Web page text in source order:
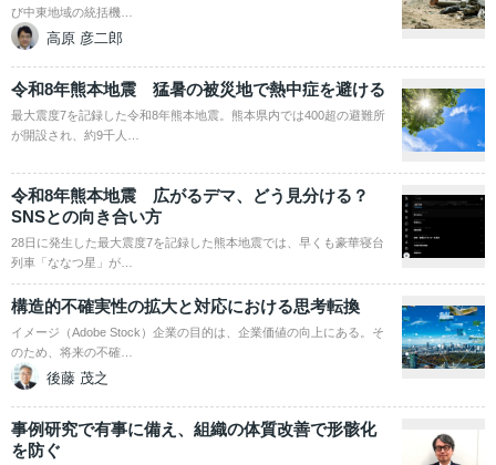
び中東地域の統括機…
高原 彦二郎
令和8年熊本地震 猛暑の被災地で熱中症を避ける
最大震度7を記録した令和8年熊本地震。熊本県内では400超の避難所
が開設され、約9千人…
令和8年熊本地震 広がるデマ、どう見分ける？
SNSとの向き合い方
28日に発生した最大震度7を記録した熊本地震では、早くも豪華寝台
列車「ななつ星」が…
構造的不確実性の拡大と対応における思考転換
イメージ（Adobe Stock）企業の目的は、企業価値の向上にある。そ
のため、将来の不確…
後藤 茂之
事例研究で有事に備え、組織の体質改善で形骸化
を防ぐ